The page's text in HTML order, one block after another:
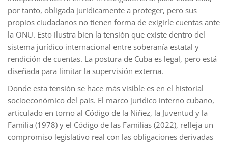
por tanto, obligada jurídicamente a proteger, pero sus
propios ciudadanos no tienen forma de exigirle cuentas ante
la ONU. Esto ilustra bien la tensión que existe dentro del
sistema jurídico internacional entre soberanía estatal y
rendición de cuentas. La postura de Cuba es legal, pero está
diseñada para limitar la supervisión externa.
Donde esta tensión se hace más visible es en el historial
socioeconómico del país. El marco jurídico interno cubano,
articulado en torno al Código de la Niñez, la Juventud y la
Familia (1978) y el Código de las Familias (2022), refleja un
compromiso legislativo real con las obligaciones derivadas